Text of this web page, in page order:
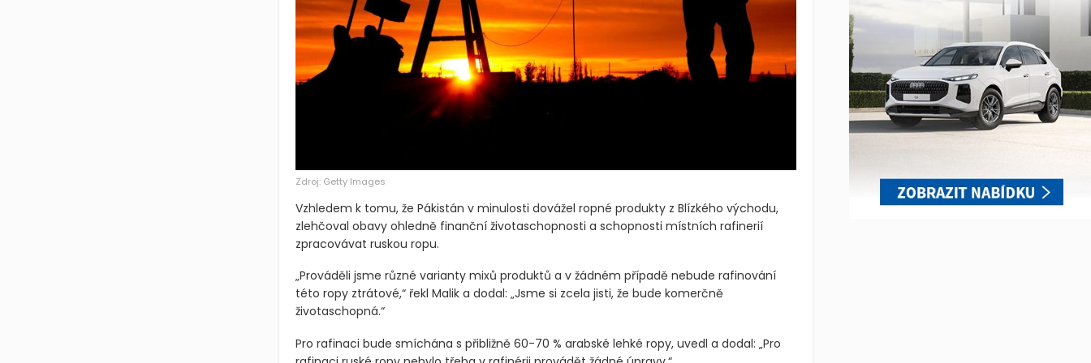
Zdroj: Getty Images
Vzhledem k tomu, že Pákistán v minulosti dovážel ropné produkty z Blízkého východu,
zlehčoval obavy ohledně finanční životaschopnosti a schopnosti místních rafinerií
zpracovávat ruskou ropu.
„Prováděli jsme různé varianty mixů produktů a v žádném případě nebude rafinování
této ropy ztrátové,“ řekl Malik a dodal: „Jsme si zcela jisti, že bude komerčně
životaschopná.“
Pro rafinaci bude smíchána s přibližně 60-70 % arabské lehké ropy, uvedl a dodal: „Pro